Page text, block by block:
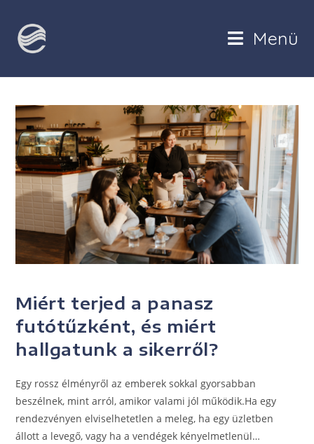
Menü
Miért terjed a panasz
futótűzként, és miért
hallgatunk a sikerről?
Egy rossz élményről az emberek sokkal gyorsabban
beszélnek, mint arról, amikor valami jól működik.Ha egy
rendezvényen elviselhetetlen a meleg, ha egy üzletben
állott a levegő, vagy ha a vendégek kényelmetlenül…